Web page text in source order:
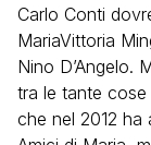
Carlo Conti
MariaVittoria
Nino D’Angelo.
tra le tante
che nel 2012 ha